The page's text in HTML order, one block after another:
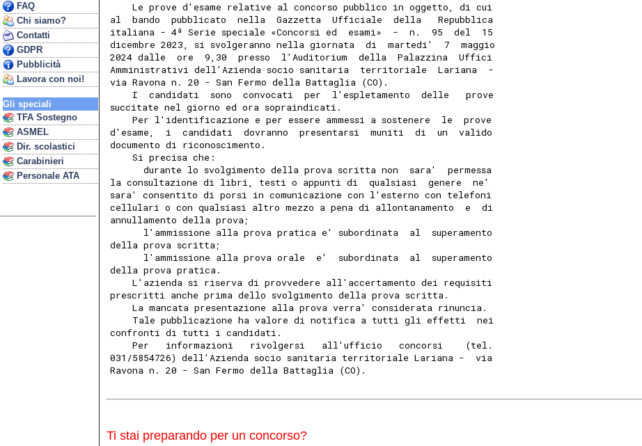
FAQ
Chi siamo?
Contatti
GDPR
Pubblicità
Lavora con noi!
Gli speciali
TFA Sostegno
ASMEL
Dir. scolastici
Carabinieri
Personale ATA
    Le prove d'esame relative al concorso pubblico in oggetto, di cui
al  bando  pubblicato  nella  Gazzetta  Ufficiale  della   Repubblica
italiana - 4ª Serie speciale «Concorsi ed  esami»  -  n.  95  del  15
dicembre 2023, si svolgeranno nella giornata  di  martedi'  7  maggio
2024 dalle  ore  9,30  presso  l'Auditorium  della  Palazzina  Uffici
Amministrativi dell'Azienda socio sanitaria  territoriale  Lariana  -
via Ravona n. 20 - San Fermo della Battaglia (CO).
    I  candidati  sono  convocati  per  l'espletamento  delle   prove
succitate nel giorno ed ora sopraindicati.
    Per l'identificazione e per essere ammessi a sostenere  le  prove
d'esame,  i  candidati  dovranno  presentarsi  muniti  di  un  valido
documento di riconoscimento.
    Si precisa che:
      durante lo svolgimento della prova scritta non  sara'  permessa
la consultazione di libri, testi o appunti di  qualsiasi  genere  ne'
sara' consentito di porsi in comunicazione con l'esterno con telefoni
cellulari o con qualsiasi altro mezzo a pena di allontanamento  e  di
annullamento della prova;
      l'ammissione alla prova pratica e' subordinata  al  superamento
della prova scritta;
      l'ammissione alla prova orale  e'  subordinata  al  superamento
della prova pratica.
    L'azienda si riserva di provvedere all'accertamento dei requisiti
prescritti anche prima dello svolgimento della prova scritta.
    La mancata presentazione alla prova verra' considerata rinuncia.
    Tale pubblicazione ha valore di notifica a tutti gli effetti  nei
confronti di tutti i candidati.
    Per   informazioni   rivolgersi   all'ufficio   concorsi    (tel.
031/5854726) dell'Azienda socio sanitaria territoriale Lariana -  via
Ravona n. 20 - San Fermo della Battaglia (CO).
Ti stai preparando per un concorso?